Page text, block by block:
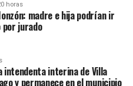
Plaza
Clucellas
personal de
laPolicía de
horas
madre e hija podrían ir
por jurado
intendenta interina de Villa
y permanece en el municipio